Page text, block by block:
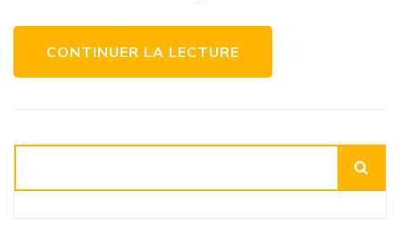
CONTINUER LA LECTURE